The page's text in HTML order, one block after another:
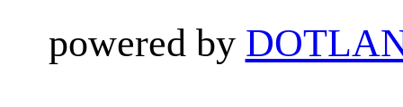
powered by